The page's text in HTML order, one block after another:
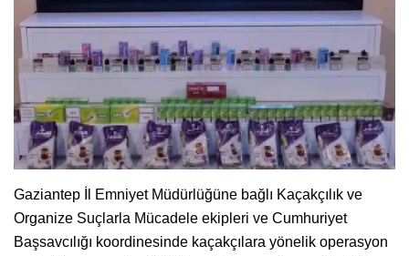
Gaziantep İl Emniyet Müdürlüğüne bağlı Kaçakçılık ve
Organize Suçlarla Mücadele ekipleri ve Cumhuriyet
Başsavcılığı koordinesinde kaçakçılara yönelik operasyon